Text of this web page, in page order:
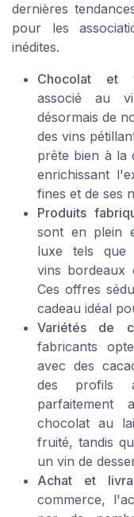
dernières
pour les
inédites.
Chocolat et
associé au
désormais de
des vins
prête bien à la
enrichissant
fines et de ses
Produits
sont en plein
luxe tels que
vins bordeaux
Ces offres
cadeau idéal
Variétés de
fabricants
avec des
des profils
parfaitement
chocolat au
fruité, tandis
un vin de
Achat et
commerce,